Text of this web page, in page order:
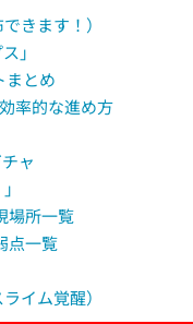
きます！）
」
まとめ
率的な進め方
ャ
場所一覧
点一覧
イム覚醒）